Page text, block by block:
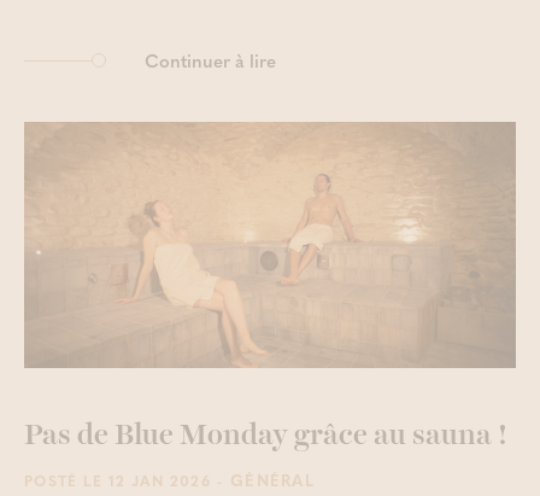
Continuer à lire
Pas de Blue Monday grâce au sauna !
POSTÉ LE 12 JAN 2026 - GÉNÉRAL